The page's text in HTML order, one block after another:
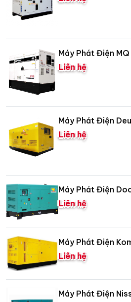
Máy Phát Điện
Liên hệ
Máy Phát Điện
Liên hệ
Máy Phát Điện
Liên hệ
Máy Phát Điện
Liên hệ
Máy Phát Điện